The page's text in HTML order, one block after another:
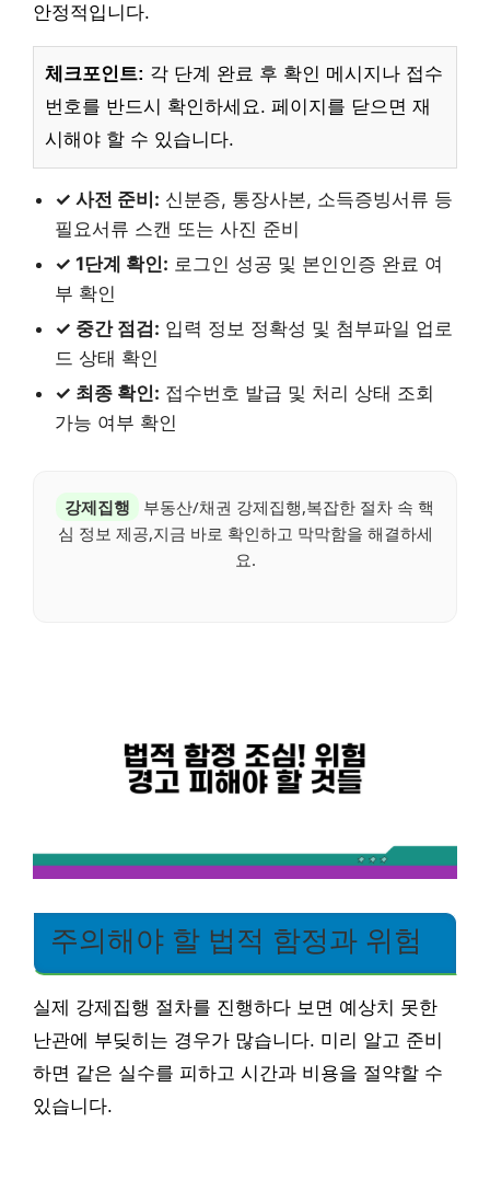
안정적입니다.
체크포인트: 각 단계 완료 후 확인 메시지나 접수
번호를 반드시 확인하세요. 페이지를 닫으면 재
시해야 할 수 있습니다.
✓ 사전 준비: 신분증, 통장사본, 소득증빙서류 등
필요서류 스캔 또는 사진 준비
✓ 1단계 확인: 로그인 성공 및 본인인증 완료 여
부 확인
✓ 중간 점검: 입력 정보 정확성 및 첨부파일 업로
드 상태 확인
✓ 최종 확인: 접수번호 발급 및 처리 상태 조회
가능 여부 확인
강제집행
부동산/채권 강제집행,복잡한 절차 속 핵
심 정보 제공,지금 바로 확인하고 막막함을 해결하세
요.
주의해야 할 법적 함정과 위험
실제 강제집행 절차를 진행하다 보면 예상치 못한
난관에 부딪히는 경우가 많습니다. 미리 알고 준비
하면 같은 실수를 피하고 시간과 비용을 절약할 수
있습니다.